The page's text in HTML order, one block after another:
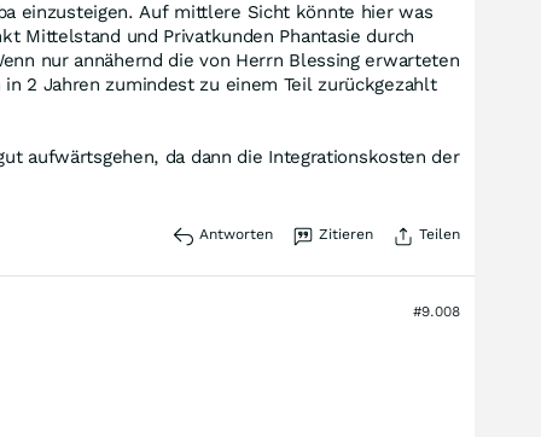
einzusteigen. Auf mittlere Sicht könnte hier was
Mittelstand und Privatkunden Phantasie durch
nur annähernd die von Herrn Blessing erwarteten
2 Jahren zumindest zu einem Teil zurückgezahlt
aufwärtsgehen, da dann die Integrationskosten der
Antworten Zitieren Teilen
#9.008